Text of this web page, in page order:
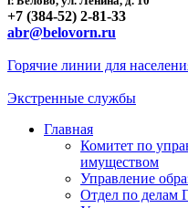
+7 (384-52) 2-81-33
abr@belovorn.ru
Горячие линии для
Экстренные службы
Главная
Комитет по
имуществом
Управление
Отдел по